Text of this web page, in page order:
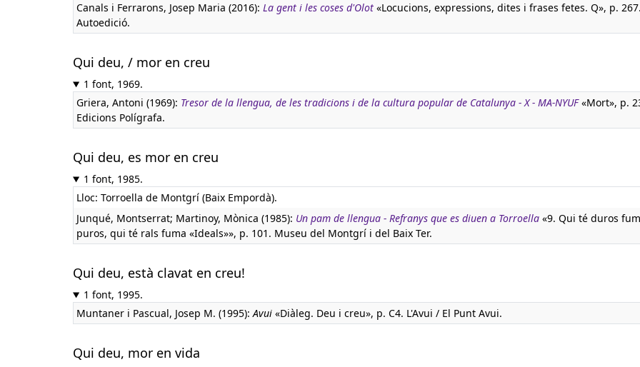
Canals i Ferrarons, Josep Maria (2016): La gent i les coses d'Olot «Locucions, expressions, dites i frases fetes. Q», p.
Autoedició.
Qui deu, / mor en creu
1 font, 1969.
Griera, Antoni (1969): Tresor de la llengua, de les tradicions i de la cultura popular de Catalunya - X - MA-NYUF«Mort», p.
Edicions Polígrafa.
Qui deu, es mor en creu
1 font, 1985.
Lloc: Torroella de Montgrí (Baix Empordà).
Junqué, Montserrat; Martinoy, Mònica (1985): Un pam de llengua - Refranys que es diuen a Torroella «9. Qui té duros
puros, qui té rals fuma «Ideals»», p. 101. Museu del Montgrí i del Baix Ter.
Qui deu, està clavat en creu!
1 font, 1995.
Muntaner i Pascual, Josep M. (1995):Avui «Diàleg. Deu i creu», p. C4. L'Avui / El Punt Avui.
Qui deu, mor en vida